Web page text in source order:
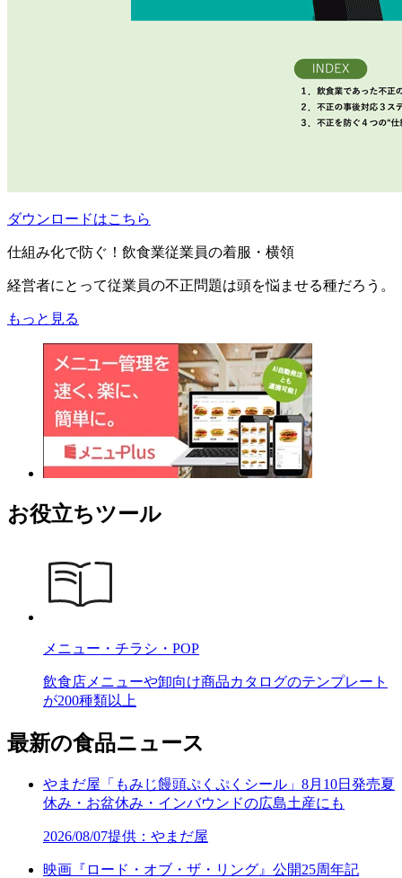
ダウンロードはこちら
仕組み化で防ぐ！飲食業従業員の着服・横領
経営者にとって従業員の不正問題は頭を悩ませる種だろう。
もっと見る
お役立ちツール
メニュー・チラシ・POP
飲食店メニューや卸向け商品カタログのテンプレート
が200種類以上
最新の食品ニュース
やまだ屋「もみじ饅頭ぷくぷくシール」8月10日発売夏
休み・お盆休み・インバウンドの広島土産にも
2026/08/07提供：やまだ屋
映画『ロード・オブ・ザ・リング』公開25周年記